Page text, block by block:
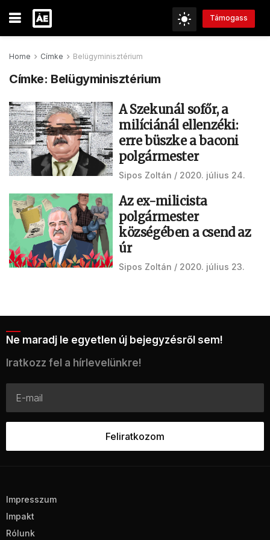
Támogass
Home Címke Belügyminisztérium
Címke: Belügyminisztérium
A Szekunál sofőr, a
milíciánál ellenzéki:
erre büszke a baconi
polgármester
Sipos Zoltán 2020. július 24.
Az ex-milicista
polgármester
községében a csend az
úr
Sipos Zoltán 2020. július 23.
Ne maradj le egyetlen új bejegyzésről sem!
Iratkozz fel a hírlevelünkre!
Impresszum
Impakt
Rólunk